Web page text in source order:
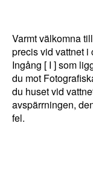
Varmt välkomna
precis vid vattnet
Ingång [ I ] som
du mot
du huset vid
avspärrningen,
fel.
b
o
rt
.
D
e